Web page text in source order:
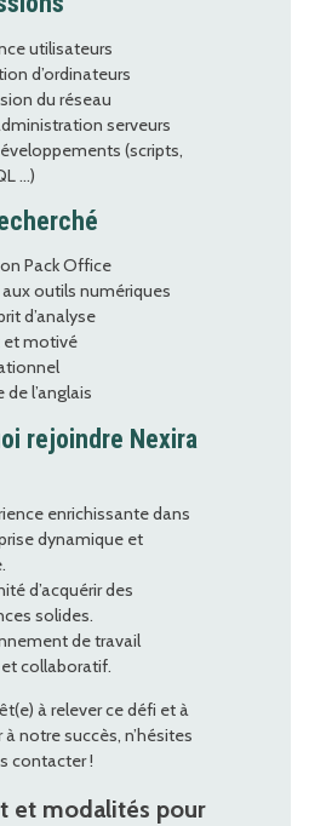
utilisateurs
d’ordinateurs
du réseau
serveurs
(scripts,
…)
Pack Office
outils numériques
d’analyse
et motivé
l’anglais
rejoindre Nexira
enrichissante dans
dynamique et
d’acquérir des
solides.
de travail
collaboratif.
à relever ce défi et à
notre succès, n’hésites
contacter !
et modalités pour